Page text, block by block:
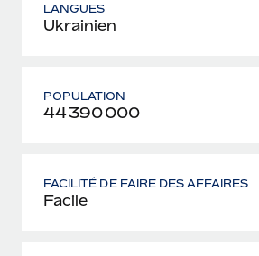
LANGUES
Ukrainien
POPULATION
44 390 000
FACILITÉ DE FAIRE DES AFFAIRES
Facile